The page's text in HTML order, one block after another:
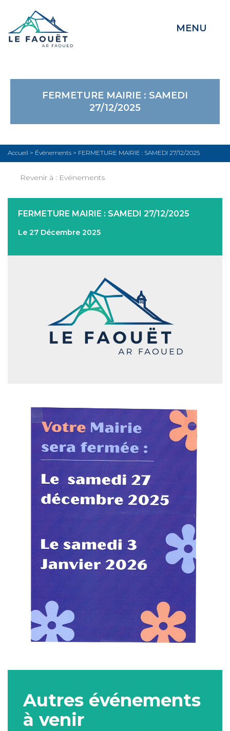
MENU
FERMETURE MAIRIE : SAMEDI
27/12/2025
Accueil > Événements > FERMETURE MAIRIE : SAMEDI 27/12/2025
Revenir à : Evénements
FERMETURE MAIRIE : SAMEDI 27/12/2025
Le 27 Décembre 2025
Autres événements
à venir